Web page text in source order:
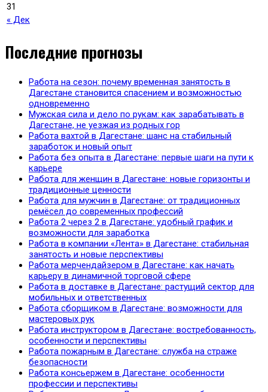
« Дек
31
Последние прогнозы
Работа на сезон: почему временная занятость в
Дагестане становится спасением и возможностью
одновременно
Мужская сила и дело по рукам: как зарабатывать в
Дагестане, не уезжая из родных гор
Работа вахтой в Дагестане: шанс на стабильный
заработок и новый опыт
Работа без опыта в Дагестане: первые шаги на пути к
карьере
Работа для женщин в Дагестане: новые горизонты и
традиционные ценности
Работа для мужчин в Дагестане: от традиционных
ремёсел до современных профессий
Работа 2 через 2 в Дагестане: удобный график и
возможности для заработка
Работа в компании «Лента» в Дагестане: стабильная
занятость и новые перспективы
Работа мерчендайзером в Дагестане: как начать
карьеру в динамичной торговой сфере
Работа в доставке в Дагестане: растущий сектор для
мобильных и ответственных
Работа сборщиком в Дагестане: возможности для
мастеровых рук
Работа инструктором в Дагестане: востребованность,
особенности и перспективы
Работа пожарным в Дагестане: служба на страже
безопасности
Работа консьержем в Дагестане: особенности
профессии и перспективы